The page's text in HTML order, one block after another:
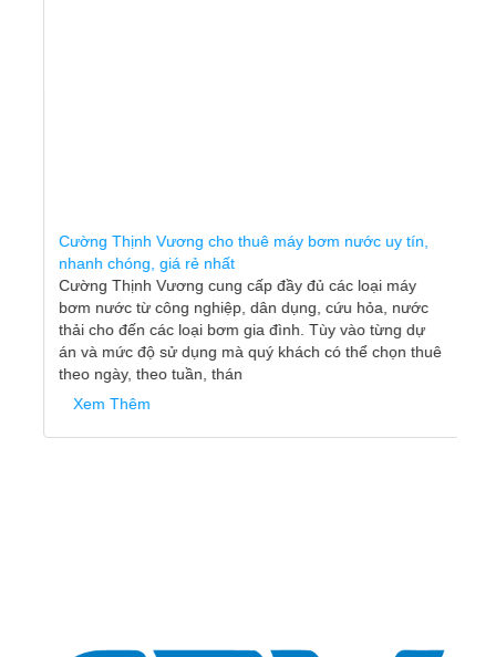
Cường Thịnh Vương cho thuê máy bơm nước uy tín,
nhanh chóng, giá rẻ nhất
Cường Thịnh Vương cung cấp đầy đủ các loại máy
bơm nước từ công nghiệp, dân dụng, cứu hỏa, nước
thải cho đến các loại bơm gia đình. Tùy vào từng dự
án và mức độ sử dụng mà quý khách có thể chọn thuê
theo ngày, theo tuần, thán
Xem Thêm